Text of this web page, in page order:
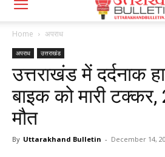
Home अपराध
अपराध उत्तराखंड
उत्तराखंड में दर्दनाक
बाइक को मारी
मौत
By Uttarakhand Bulletin - December 14,